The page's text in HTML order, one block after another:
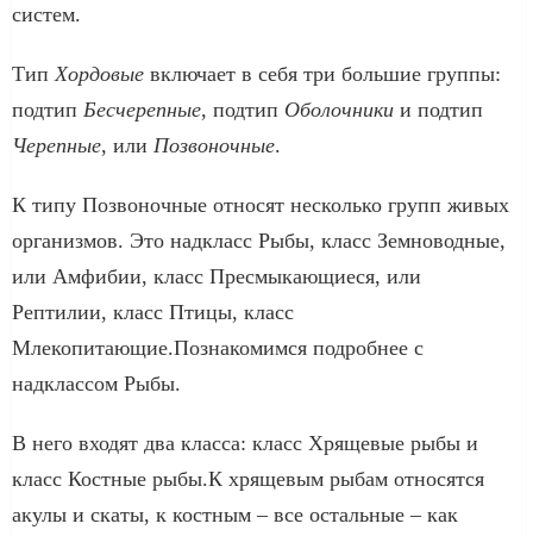
систем.
Тип Хордовые включает в себя три большие группы:
подтип Бесчерепные, подтип Оболочники и подтип
Черепные, или Позвоночные.
К типу Позвоночные относят несколько групп живых
организмов. Это надкласс Рыбы, класс Земноводные,
или Амфибии, класс Пресмыкающиеся, или
Рептилии, класс Птицы, класс
Млекопитающие.Познакомимся подробнее с
надклассом Рыбы.
В него входят два класса: класс Хрящевые рыбы и
класс Костные рыбы.К хрящевым рыбам относятся
акулы и скаты, к костным – все остальные – как